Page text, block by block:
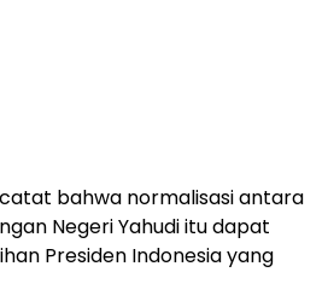
bahwa normalisasi antara
Negeri Yahudi itu dapat
Presiden Indonesia yang